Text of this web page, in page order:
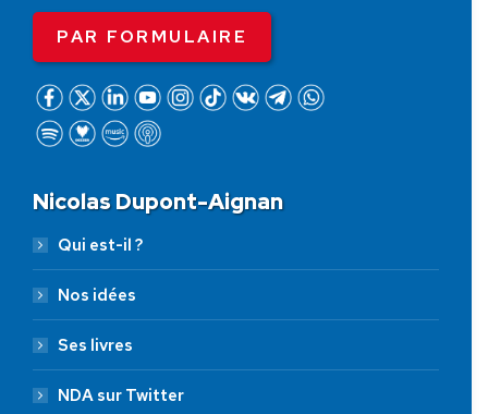
PAR FORMULAIRE
Nicolas Dupont-Aignan
Qui est-il ?
Nos idées
Ses livres
NDA sur Twitter